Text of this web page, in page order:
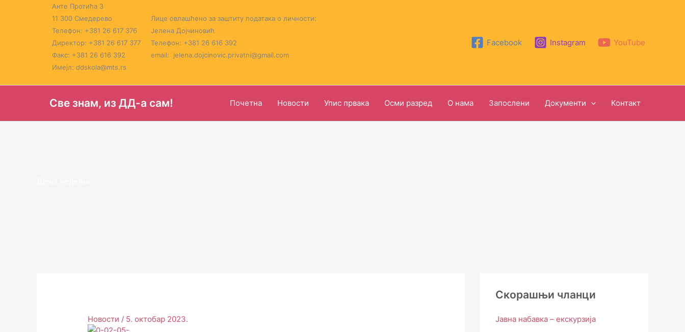
Анте Протића 3
11 300 Смедерево
Телефон: +381 26 617 376
Директор: +381 26 617 377
Факс: +381 26 616 392
Имејл: ddskola@mts.rs
Лице овлашћено за заштиту података о личности:
Јелена Дојчиновић
Телефон: +381 26 616 392
email: jelena.dojcinovic.privatni@gmail.com
Facebook Instagram YouTube
Све знам, из ДД-а сам! Почетна Новости Упис првака Осми разред О нама Запослени Документи Контакт
Новости / 5. октобар 2023.
Скорашњи чланци
Јавна набавка – екскурзија